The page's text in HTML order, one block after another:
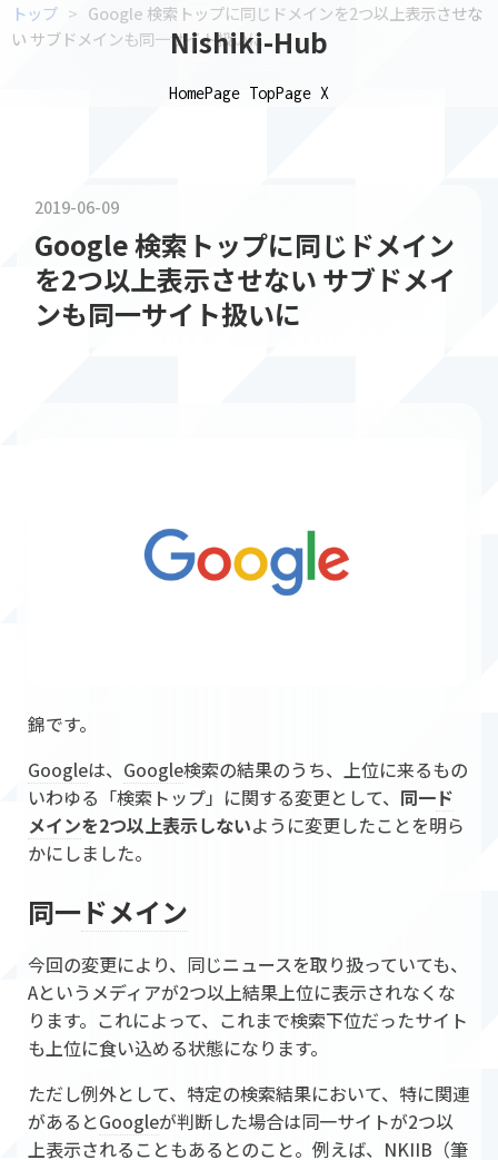
Nishiki-Hub
HomePage TopPage X
トップ > Google 検索トップに同じドメインを2つ以上表示させな
い サブドメインも同一サイト扱いに
2019-06-09
Google 検索トップに同じドメイン
を2つ以上表示させない サブドメイ
ンも同一サイト扱いに
錦です。
Googleは、 Google検索の結果のうち、上位に来るもの
いわゆる「検索トップ」に関する変更として、 同一ド
メインを2つ以上表示しないように変更したことを明ら
かにしました。
同一ドメイン
今回の変更により、同じニュースを取り扱っていても、
Aというメディアが2つ以上結果上位に表示されなくな
ります。これによって、これまで検索下位だったサイト
も上位に食い込める状態になります。
ただし例外として、特定の検索結果において、特に関連
があるとGoogleが判断した場合は同一サイトが2つ以
上表示されることもあるとのこと。例えば、NKIIB（筆